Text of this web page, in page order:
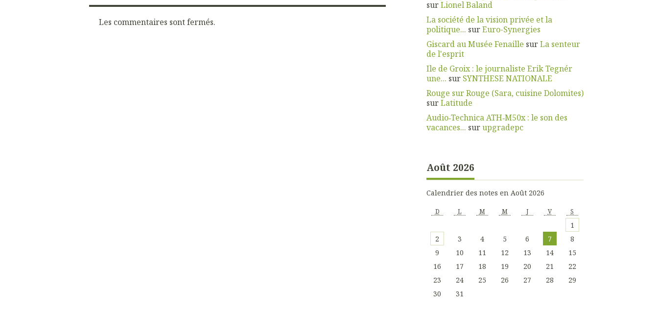
Les commentaires sont fermés.
surLionel Baland
La société de la vision privée et la
politique... surEuro-Synergies
Giscard au Musée Fenaille surLa senteur
de l'esprit
Ile de Groix : le journaliste Erik Tegnér
une... sur SYNTHESE NATIONALE
Rouge sur Rouge (Sara, cuisine Dolomites)
surLatitude
Audio‑Technica ATH‑M50x : le son des
vacances... surupgradepc
Août 2026
Calendrier des notes en Août 2026
D L M M J V S
1
2
3 4 5 6 7
8
9
10 11 12 13 14
15
16
17 18 19 20 21
22
23
24 25 26 27 28
29
30
31